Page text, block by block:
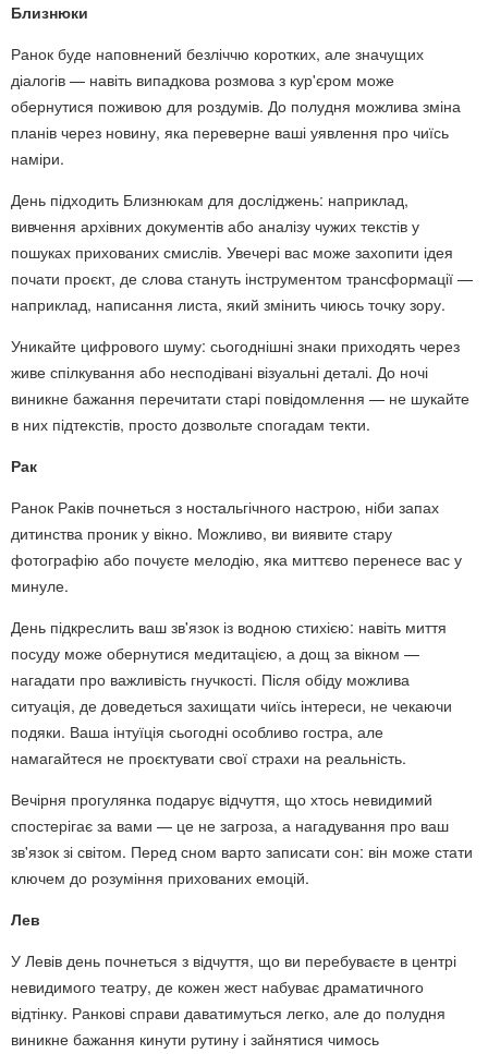
Близнюки
Ранок буде наповнений безліччю коротких, але значущих
діалогів — навіть випадкова розмова з кур'єром може
обернутися поживою для роздумів. До полудня можлива зміна
планів через новину, яка переверне ваші уявлення про чиїсь
наміри.
День підходить Близнюкам для досліджень: наприклад,
вивчення архівних документів або аналізу чужих текстів у
пошуках прихованих смислів. Увечері вас може захопити ідея
почати проєкт, де слова стануть інструментом трансформації —
наприклад, написання листа, який змінить чиюсь точку зору.
Уникайте цифрового шуму: сьогоднішні знаки приходять через
живе спілкування або несподівані візуальні деталі. До ночі
виникне бажання перечитати старі повідомлення — не шукайте
в них підтекстів, просто дозвольте спогадам текти.
Рак
Ранок Раків почнеться з ностальгічного настрою, ніби запах
дитинства проник у вікно. Можливо, ви виявите стару
фотографію або почуєте мелодію, яка миттєво перенесе вас у
минуле.
День підкреслить ваш зв'язок із водною стихією: навіть миття
посуду може обернутися медитацією, а дощ за вікном —
нагадати про важливість гнучкості. Після обіду можлива
ситуація, де доведеться захищати чиїсь інтереси, не чекаючи
подяки. Ваша інтуїція сьогодні особливо гостра, але
намагайтеся не проєктувати свої страхи на реальність.
Вечірня прогулянка подарує відчуття, що хтось невидимий
спостерігає за вами — це не загроза, а нагадування про ваш
зв'язок зі світом. Перед сном варто записати сон: він може стати
ключем до розуміння прихованих емоцій.
Лев
У Левів день почнеться з відчуття, що ви перебуваєте в центрі
невидимого театру, де кожен жест набуває драматичного
відтінку. Ранкові справи даватимуться легко, але до полудня
виникне бажання кинути рутину і зайнятися чимось